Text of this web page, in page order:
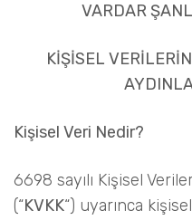
VARDAR
KİŞİSEL
Kişisel Veri Nedir?
6698 sayılı Kişisel
(“KVKK“) uyarınca